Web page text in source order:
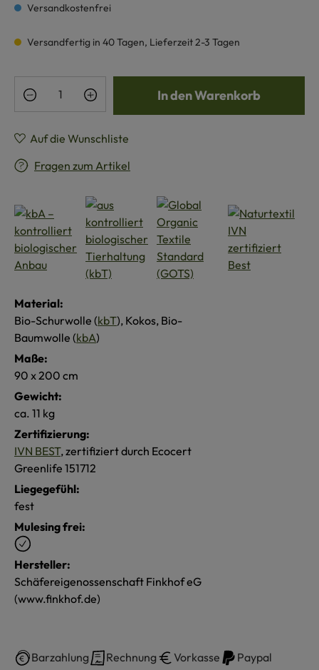
Versandkostenfrei
Versandfertig in 40 Tagen, Lieferzeit 2-3 Tagen
Produkt Anzahl: Gib den gewünschten
In den Warenkorb
Auf die Wunschliste
Fragen zum Artikel
Material:
Bio-Schurwolle (kbT), Kokos, Bio-
Baumwolle (kbA)
Maße:
90 x 200 cm
Gewicht:
ca. 11 kg
Zertifizierung:
IVN BEST, zertifiziert durch Ecocert
Greenlife 151712
Liegegefühl:
fest
Mulesing frei:
Hersteller:
Schäfereigenossenschaft Finkhof eG
(www.finkhof.de)
Barzahlung Rechnung Vorkasse
Paypal